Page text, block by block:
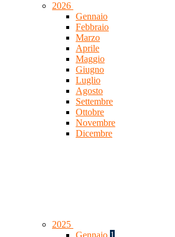
2026
Gennaio
Febbraio
Marzo
Aprile
Maggio
Giugno
Luglio
Agosto
Settembre
Ottobre
Novembre
Dicembre
2025